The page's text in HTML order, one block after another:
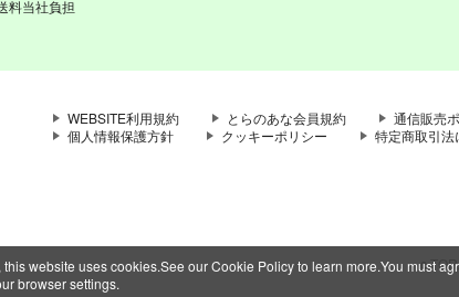
website uses cookies.See our Cookie Policy to learn more.You must
browser settings.
料当社負担
WEBSITE利用規約 とらのあな会員規約 通信販売
個人情報保護方針
クッキーポリシー 特定商取引
c